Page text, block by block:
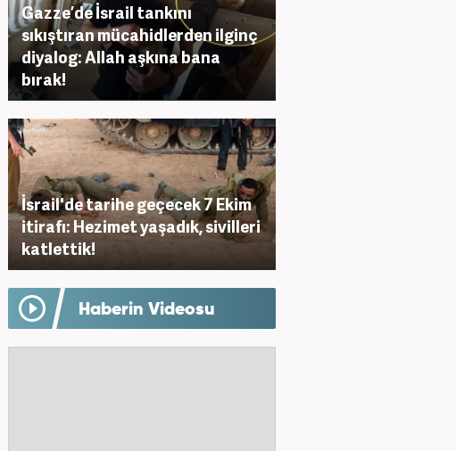
Gazze’de İsrail tankını
sıkıştıran mücahidlerden ilginç
diyalog: Allah aşkına bana
bırak!
İsrail'de tarihe geçecek 7 Ekim
itirafı: Hezimet yaşadık, sivilleri
katlettik!
Haberin Videosu